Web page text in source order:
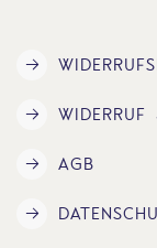
WIDERRUF
AGB